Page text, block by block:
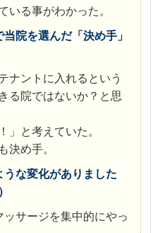
いる事がわかった。
院を選んだ「決め手」
ナントに入れるという
る院ではないか？と思
」と考えていた。
決め手。
な変化がありました
サージを集中的にやっ